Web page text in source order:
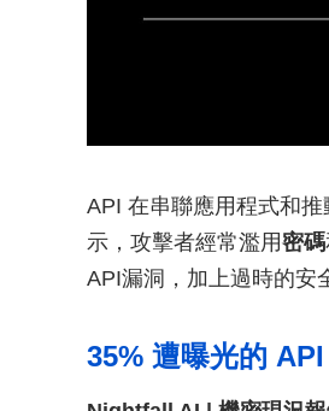
API 在串聯應用程式和
示，攻擊者經常濫用密碼
API漏洞，加上過時的安
35% 遭曝光的